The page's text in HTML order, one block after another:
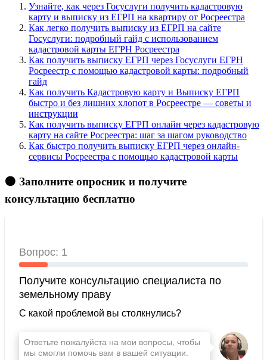
Узнайте, как через Госуслуги получить кадастровую
карту и выписку из ЕГРП на квартиру от Росреестра
Как легко получить выписку из ЕГРП на сайте
Госуслуги: подробный гайд с использованием
кадастровой карты ЕГРН Росреестра
Как получить выписку ЕГРП через Госуслуги ЕГРН
Росреестр с помощью кадастровой карты: подробный
гайд
Как получить Кадастровую карту и Выписку ЕГРП
быстро и без лишних хлопот в Росреестре — советы и
инструкции
Как получить выписку ЕГРП онлайн через кадастровую
карту на сайте Росреестра: шаг за шагом руководство
Как быстро получить выписку ЕГРП через онлайн-
сервисы Росреестра с помощью кадастровой карты
🟠 Заполните опросник и получите
консультацию бесплатно